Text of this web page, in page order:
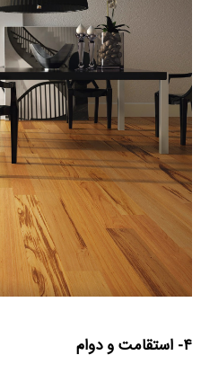
۴- استقامت و دوام